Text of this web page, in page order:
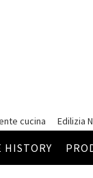
cucina Edilizia
HISTORY